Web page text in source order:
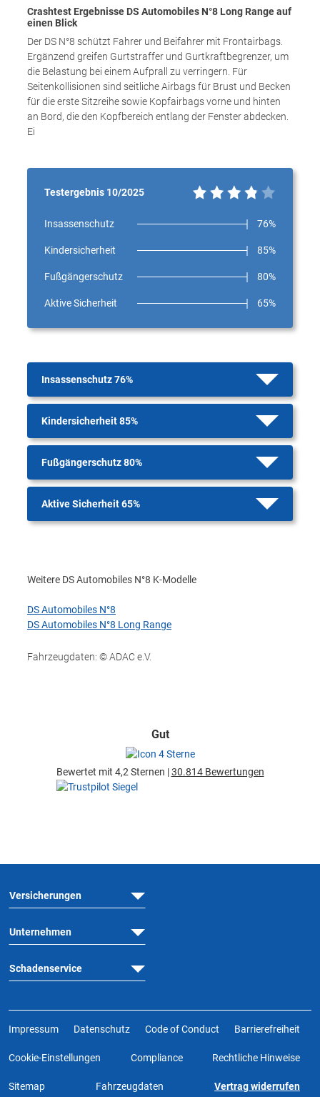
Crashtest Ergebnisse DS Automobiles N°8 Long Range auf
einen Blick
Der DS N°8 schützt Fahrer und Beifahrer mit Frontairbags.
Ergänzend greifen Gurtstraffer und Gurtkraftbegrenzer, um
die Belastung bei einem Aufprall zu verringern. Für
Seitenkollisionen sind seitliche Airbags für Brust und Becken
für die erste Sitzreihe sowie Kopfairbags vorne und hinten
an Bord, die den Kopfbereich entlang der Fenster abdecken.
Ei
Testergebnis 10/2025
Insassenschutz 76%
Kindersicherheit 85%
Fußgängerschutz 80%
Aktive Sicherheit 65%
Insassenschutz 76%
Kindersicherheit 85%
Fußgängerschutz 80%
Aktive Sicherheit 65%
Weitere DS Automobiles N°8 K-Modelle
DS Automobiles N°8
DS Automobiles N°8 Long Range
Fahrzeugdaten: © ADAC e.V.
Gut
Bewertet mit 4,2 Sternen |30.814 Bewertungen
Versicherungen
Unternehmen
Schadenservice
Impressum Datenschutz Code of Conduct Barrierefreiheit
Cookie-Einstellungen Compliance Rechtliche Hinweise
Sitemap Fahrzeugdaten Vertrag widerrufen